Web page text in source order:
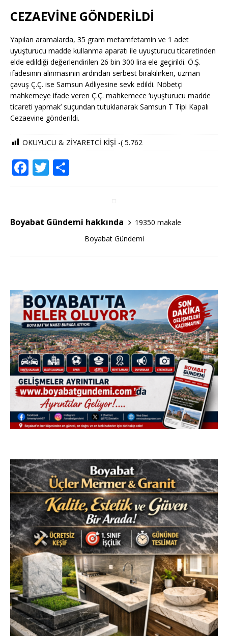
CEZAEVİNE GÖNDERİLDİ
Yapılan aramalarda, 35 gram metamfetamin ve 1 adet
uyuşturucu madde kullanma aparatı ile uyuşturucu ticaretinden
elde edildiği değerlendirilen 26 bin 300 lira ele geçirildi. Ö.Ş.
ifadesinin alınmasının ardından serbest bırakılırken, uzman
çavuş Ç.Ç. ise Samsun Adliyesine sevk edildi. Nöbetçi
mahkemeye ifade veren Ç.Ç. mahkemece ‘uyuşturucu madde
ticareti yapmak’ suçundan tutuklanarak Samsun T Tipi Kapalı
Cezaevine gönderildi.
OKUYUCU & ZİYARETCİ KİŞİ -( 5.762
F
e
b
T
te
r
e
Boyabat Gündemi hakkında
19350 makale
Boyabat Gündemi